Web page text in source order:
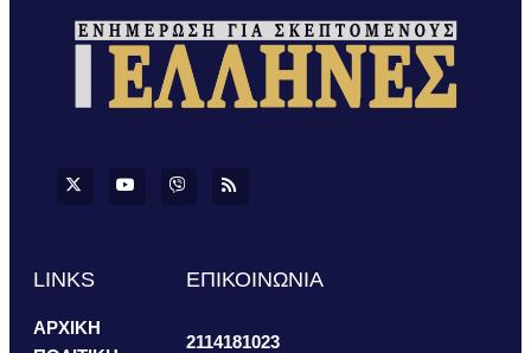
LINKS
ΑΡΧΙΚΗ
ΕΠΙΚΟΙΝΩΝΙΑ
2114181023